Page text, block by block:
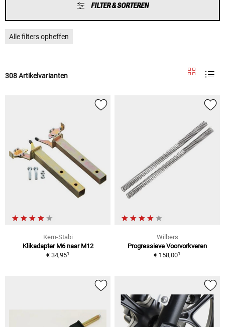
FILTER & SORTEREN
Alle filters opheffen
308 Artikelvarianten
Kern-Stabi
Klikadapter M6 naar M12
€ 34,951
Wilbers
Progressieve Voorvorkveren
€ 158,001